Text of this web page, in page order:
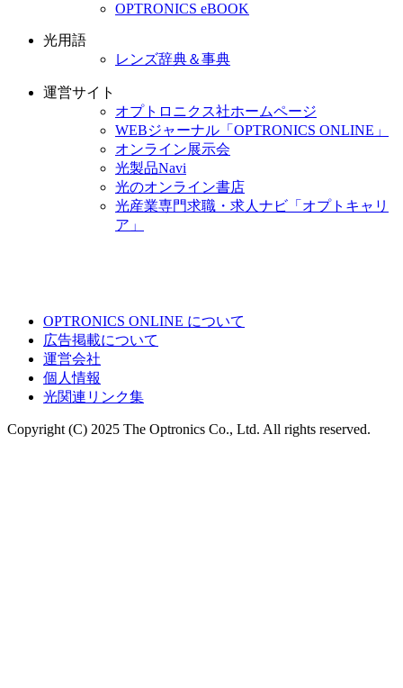
OPTRONICS eBOOK
光用語
レンズ辞典＆事典
運営サイト
オプトロニクス社ホームページ
WEBジャーナル「OPTRONICS ONLINE」
オンライン展示会
光製品Navi
光のオンライン書店
光産業専門求職・求人ナビ「オプトキャリ
ア」
OPTRONICS ONLINE について
広告掲載について
運営会社
個人情報
光関連リンク集
Copyright (C) 2025 The Optronics Co., Ltd. All rights reserved.